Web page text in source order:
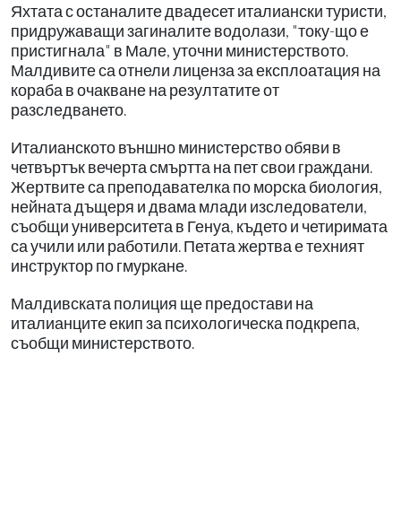
Яхтата с останалите двадесет италиански туристи,
придружаващи загиналите водолази, "току-що е
пристигнала" в Мале, уточни министерството.
Малдивите са отнели лиценза за експлоатация на
кораба в очакване на резултатите от
разследването.
Италианското външно министерство обяви в
четвъртък вечерта смъртта на пет свои граждани.
Жертвите са преподавателка по морска биология,
нейната дъщеря и двама млади изследователи,
съобщи университета в Генуа, където и четиримата
са учили или работили. Петата жертва е техният
инструктор по гмуркане.
Малдивската полиция ще предостави на
италианците екип за психологическа подкрепа,
съобщи министерството.